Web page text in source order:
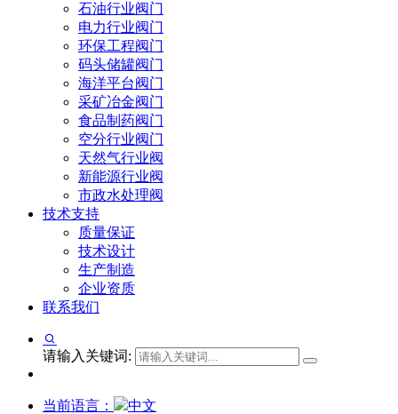
石油行业阀门
电力行业阀门
环保工程阀门
码头储罐阀门
海洋平台阀门
采矿冶金阀门
食品制药阀门
空分行业阀门
天然气行业阀
新能源行业阀
市政水处理阀
技术支持
质量保证
技术设计
生产制造
企业资质
联系我们
请输入关键词:
当前语言：
中文